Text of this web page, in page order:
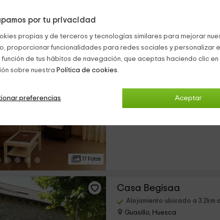
por tu privacidad
propias y de terceros y tecnologías similares para mejorar
proporcionar funcionalidades para redes sociales y personalizar
de tus hábitos de navegación, que aceptas haciendo clic
sobre nuestra Política de cookies.
Aceptar
preferencias
17 Fotos
Casa Campo
0 opiniones
Casa Begisaa
Alojamiento ubicado a 3.2km
Guasillo, Huesca